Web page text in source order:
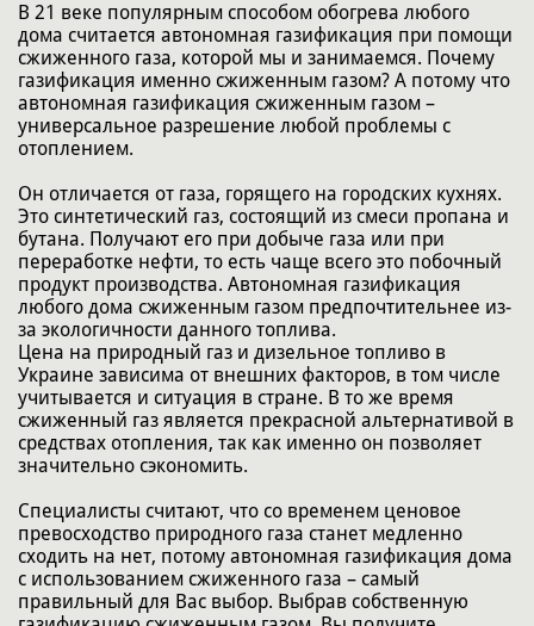
В 21 веке популярным способом обогрева любого
дома считается автономная газификация при помощи
сжиженного газа, которой мы и занимаемся. Почему
газификация именно сжиженным газом? А потому что
автономная газификация сжиженным газом –
универсальное разрешение любой проблемы с
отоплением.
Он отличается от газа, горящего на городских кухнях.
Это синтетический газ, состоящий из смеси пропана и
бутана. Получают его при добыче газа или при
переработке нефти, то есть чаще всего это побочный
продукт производства. Автономная газификация
любого дома сжиженным газом предпочтительнее из-
за экологичности данного топлива.
Цена на природный газ и дизельное топливо в
Украине зависима от внешних факторов, в том числе
учитывается и ситуация в стране. В то же время
сжиженный газ является прекрасной альтернативой в
средствах отопления, так как именно он позволяет
значительно сэкономить.
Специалисты считают, что со временем ценовое
превосходство природного газа станет медленно
сходить на нет, потому автономная газификация дома
с использованием сжиженного газа – самый
правильный для Вас выбор. Выбрав собственную